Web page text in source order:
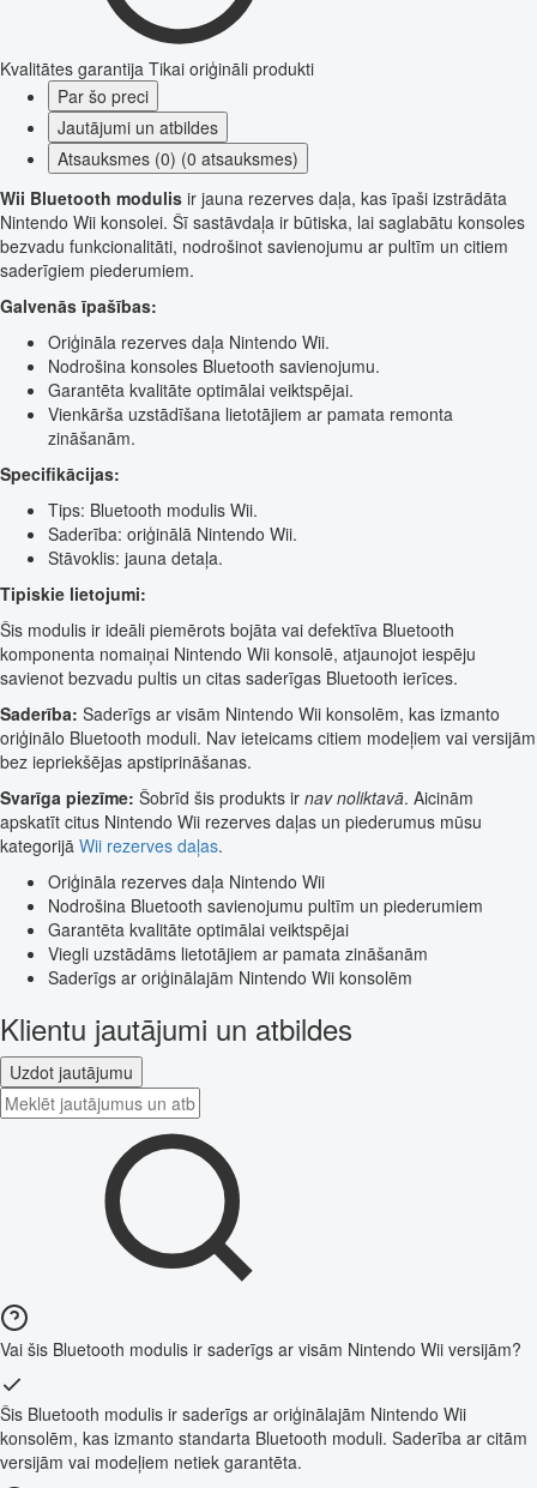
Kvalitātes garantija Tikai oriģināli produkti
Par šo preci
Jautājumi un atbildes
Atsauksmes (0) (0 atsauksmes)
Wii Bluetooth modulis ir jauna rezerves daļa, kas īpaši izstrādāta
Nintendo Wii konsolei. Šī sastāvdaļa ir būtiska, lai saglabātu konsoles
bezvadu funkcionalitāti, nodrošinot savienojumu ar pultīm un citiem
saderīgiem piederumiem.
Galvenās īpašības:
Oriģināla rezerves daļa Nintendo Wii.
Nodrošina konsoles Bluetooth savienojumu.
Garantēta kvalitāte optimālai veiktspējai.
Vienkārša uzstādīšana lietotājiem ar pamata remonta
zināšanām.
Specifikācijas:
Tips: Bluetooth modulis Wii.
Saderība: oriģinālā Nintendo Wii.
Stāvoklis: jauna detaļa.
Tipiskie lietojumi:
Šis modulis ir ideāli piemērots bojāta vai defektīva Bluetooth
komponenta nomaiņai Nintendo Wii konsolē, atjaunojot iespēju
savienot bezvadu pultis un citas saderīgas Bluetooth ierīces.
Saderība: Saderīgs ar visām Nintendo Wii konsolēm, kas izmanto
oriģinālo Bluetooth moduli. Nav ieteicams citiem modeļiem vai versijām
bez iepriekšējas apstiprināšanas.
Svarīga piezīme: Šobrīd šis produkts ir nav noliktavā. Aicinām
apskatīt citus Nintendo Wii rezerves daļas un piederumus mūsu
kategorijā Wii rezerves daļas.
Oriģināla rezerves daļa Nintendo Wii
Nodrošina Bluetooth savienojumu pultīm un piederumiem
Garantēta kvalitāte optimālai veiktspējai
Viegli uzstādāms lietotājiem ar pamata zināšanām
Saderīgs ar oriģinālajām Nintendo Wii konsolēm
Klientu jautājumi un atbildes
Uzdot jautājumu
Vai šis Bluetooth modulis ir saderīgs ar visām Nintendo Wii versijām?
Šis Bluetooth modulis ir saderīgs ar oriģinālajām Nintendo Wii
konsolēm, kas izmanto standarta Bluetooth moduli. Saderība ar citām
versijām vai modeļiem netiek garantēta.